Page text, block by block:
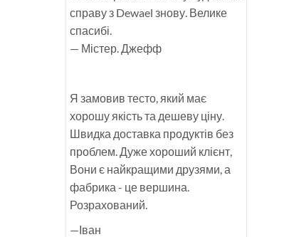
справу з Dewael знову. Велике
спасибі.
— Містер. Джефф
Я замовив тесто, який має
хорошу якість та дешеву ціну.
Швидка доставка продуктів без
проблем. Дуже хороший клієнт,
Вони є найкращими друзями, а
фабрика - це вершина.
Розрахований.
—Іван